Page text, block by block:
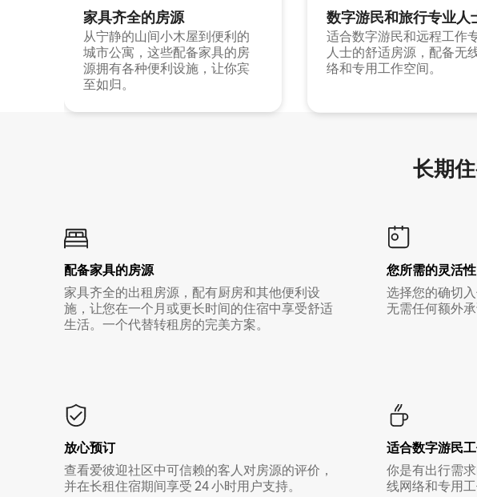
家具齐全的房源
从宁静的山间小木屋到便利的
城市公寓，这些配备家具的房
源拥有各种便利设施，让你宾
至如归。
数字游民和旅行专业人
适合数字游民和远程工作
人士的舒适房源，配备无
络和专用工作空间。
长期
配备家具的房源
家具齐全的出租房源，配有厨房和其他便利设
施，让您在一个月或更长时间的住宿中享受舒适
生活。一个代替转租房的完美方案。
您所需的灵活性
选择您的确切
无需任何额外
放心预订
查看爱彼迎社区中可信赖的客人对房源的评价，
并在长租住宿期间享受 24 小时用户支持。
适合数字游民
你是有出行需
线网络和专用